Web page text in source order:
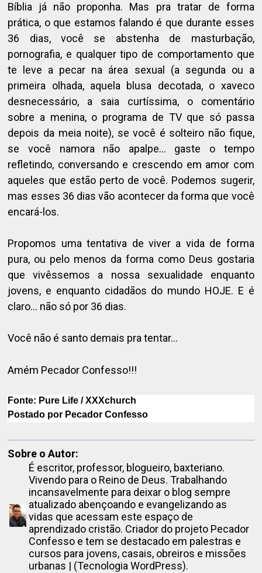
Bíblia já não proponha. Mas pra tratar de forma
prática, o que estamos falando é que durante esses
36 dias, você se abstenha de masturbação,
pornografia, e qualquer tipo de comportamento que
te leve a pecar na área sexual (a segunda ou a
primeira olhada, aquela blusa decotada, o xaveco
desnecessário, a saia curtíssima, o comentário
sobre a menina, o programa de TV que só passa
depois da meia noite), se você é solteiro não fique,
se você namora não apalpe… gaste o tempo
refletindo, conversando e crescendo em amor com
aqueles que estão perto de você. Podemos sugerir,
mas esses 36 dias vão acontecer da forma que você
encará-los.
Propomos uma tentativa de viver a vida de forma
pura, ou pelo menos da forma como Deus gostaria
que vivêssemos a nossa sexualidade enquanto
jovens, e enquanto cidadãos do mundo HOJE. E é
claro… não só por 36 dias.
Você não é santo demais pra tentar…
Amém Pecador Confesso!!!
Fonte: Pure Life / XXXchurch
Postado por Pecador Confesso
Sobre o Autor:
É escritor, professor, blogueiro, baxteriano.
Vivendo para o Reino de Deus. Trabalhando
incansavelmente para deixar o blog sempre
atualizado abençoando e evangelizando as
vidas que acessam este espaço de
aprendizado cristão. Criador do projeto Pecador
Confesso e tem se destacado em palestras e
cursos para jovens, casais, obreiros e missões
urbanas | (Tecnologia WordPress).